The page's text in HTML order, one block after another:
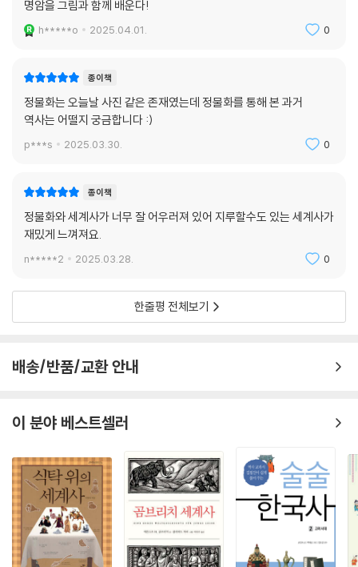
명암을 그림과 함께 배운다!
h*****o 2025.04.01. 0
종이책
정물화는 오늘날 사진 같은 존재였는데 정물화를 통해 본 과거
역사는 어떨지 궁금합니다 :)
p***s 2025.03.30. 0
종이책
정물화와 세계사가 너무 잘 어우러져 있어 지루할수도 있는 세계사가
재밌게 느껴져요.
n*****2 2025.03.28. 0
한줄평 전체보기
배송/반품/교환 안내
이 분야 베스트셀러